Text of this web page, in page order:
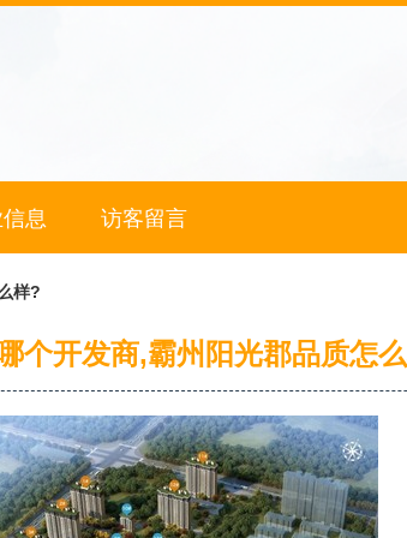
息 访客留言
样?
个开发商,霸州阳光郡品质怎